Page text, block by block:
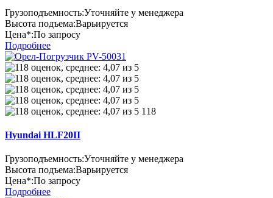
Грузоподъемность:Уточняйте у менеджера
Высота подъема:Варьируется
Цена*:По запросу
Подробнее
118
Hyundai HLF20II
Грузоподъемность:Уточняйте у менеджера
Высота подъема:Варьируется
Цена*:По запросу
Подробнее